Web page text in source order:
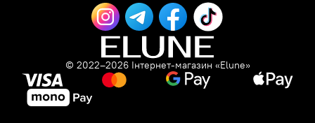
© 2022–2026 Інтернет-магазин «Elune»